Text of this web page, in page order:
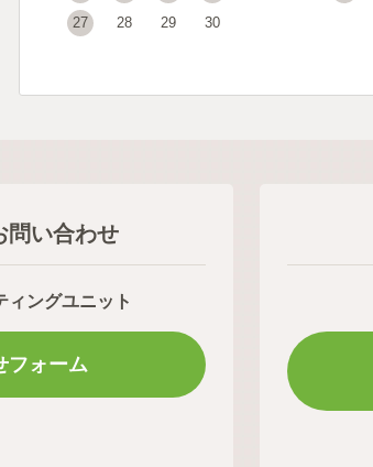
27
28 29 30
問い合わせ
ィングユニット
フォーム